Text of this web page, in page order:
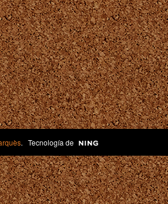
. Tecnología de